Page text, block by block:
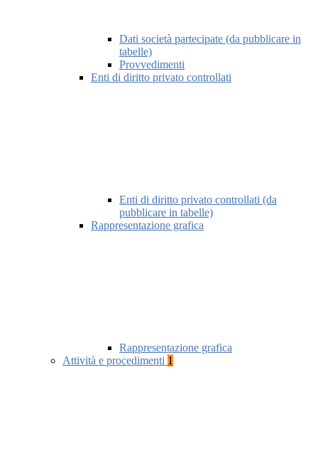
Dati società partecipate (da pubblicare in
tabelle)
Provvedimenti
Enti di diritto privato controllati
Enti di diritto privato controllati (da
pubblicare in tabelle)
Rappresentazione grafica
Rappresentazione grafica
Attività e procedimenti 1